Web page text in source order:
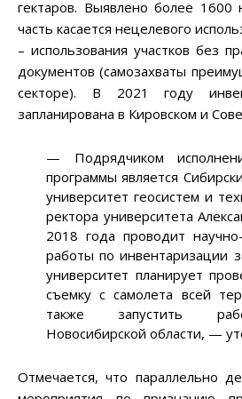
гектаров. Выявлено более
часть касается нецелевого
– использования участков без
документов (самозахваты
секторе). В 2021 году
запланирована в Кировском и
— Подрядчиком
программы является
университет геосистем и
ректора университета
2018 года проводит научно-
работы по инвентаризации
университет планирует
съемку с самолета всей
также запустить
Новосибирской области, —
Отмечается, что параллельно